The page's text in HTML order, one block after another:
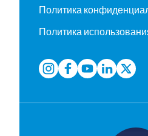
Политика
Политика